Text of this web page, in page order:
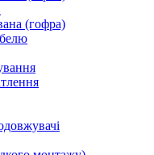
(гофра)